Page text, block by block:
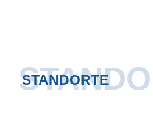
STANDORTE